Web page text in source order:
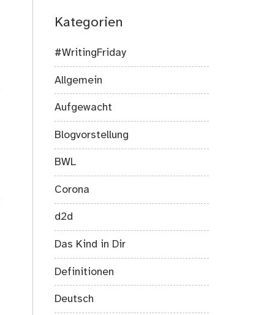
Kategorien
#WritingFriday
Allgemein
Aufgewacht
Blogvorstellung
BWL
Corona
d2d
Das Kind in Dir
Definitionen
Deutsch